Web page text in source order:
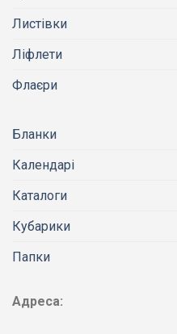
Листівки
Ліфлети
Флаєри
Бланки
Календарі
Каталоги
Кубарики
Папки
Адреса: